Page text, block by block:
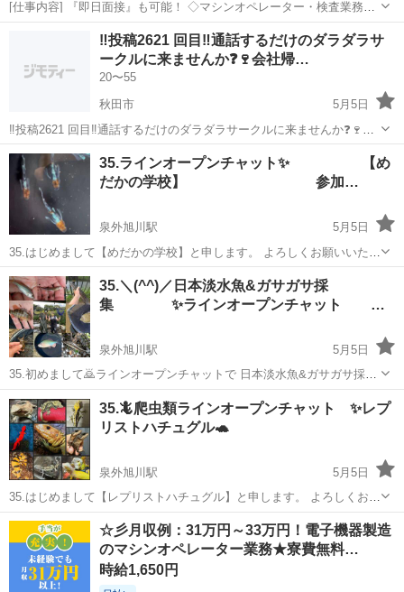
[仕事内容] 『即日面接』も可能！ ◇マシンオペレーター・検査業務◇
＜マシンオペレーター業務＞ 材料の投入作業や製造装置の製造過程に
おけるエラー、トラブルの解除対応が中心作業となります。 製造装置
の工程毎に発生するエラ...
由利本荘市
‼️投稿2621 回目‼️通話するだけのダラダラサ
ークルに来ませんか❓🍷会社帰…
20〜55
秋田市
5月5日
‼️投稿2621 回目‼️通話するだけのダラダラサークルに来ませんか❓🍷会
社帰ってからや運転中など暇な時間に通話しませんか❓メンバー130人
くらいいます。 男女比は半半くらいで年齢層は20代から40代が多いで
す。zoomやラ...
秋田 秋田市 グルチャ 顔出し
35.ラインオープンチャット✨ 【め
だかの学校】 参加…
泉外旭川駅
5月5日
35.はじめまして【めだかの学校】と申します。 よろしくお願いいたし
ます。 ラインオプチャコミュニティとして活動中です。 今回はメンバ
ー募集のお知らせになります。 メンバー数90人グループですが、トラ
ブルもなく和気藹々とした...
秋田 秋田市 泉外旭川駅 グルチャ メダカ
35.＼(^^)／日本淡水魚&ガサガサ採
集 ✨ラインオープンチャット …
泉外旭川駅
5月5日
35.初めまして🙇ラインオープンチャットで 日本淡水魚&ガサガサ採集
活動コミュニティ をしておりますTEAMGASAと申します。 タナゴ、
メダカ、オヤニラミ、雷魚、ナマズ ムギツク、カマツカ、ギギ、ウナ
ギ、アカハライモリ、モ...
秋田 秋田市 泉外旭川駅 グルチャ オヤニラミ
35.🦎爬虫類ラインオープンチャット ✨レプ
リストハチュグル🐢
泉外旭川駅
5月5日
35.はじめまして【レプリストハチュグル】と申します。 よろしくお願
いいたします。 レプリストハチュグルはラインオープンチャット上で
の爬虫類専門コミュニティです。 📢今回は新規メンバー募集のお知ら
せです。 ハチュグルでは爬虫...
秋田 秋田市 泉外旭川駅 グルチャ 爬虫類
☆彡月収例：31万円～33万円！電子機器製造
のマシンオペレーター業務★寮費無料…
時給1,650円